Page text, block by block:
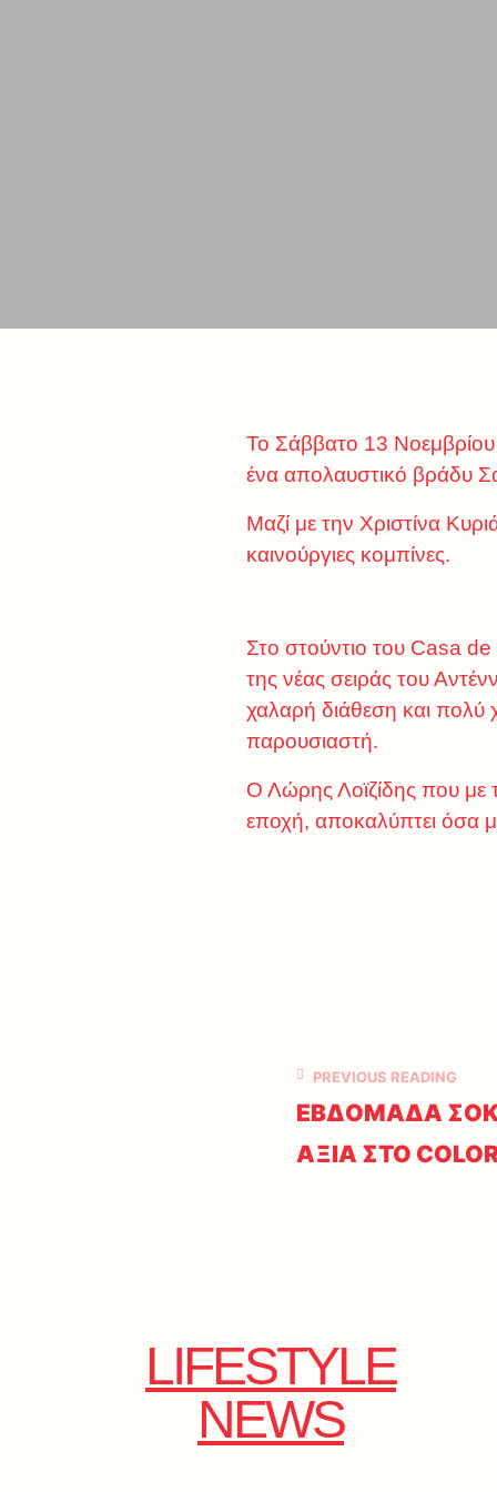
Το Σάββατο 13 Νοεμβρίου
ένα απολαυστικό βράδυ
Μαζί με την Χριστίνα
καινούργιες κομπίνες.
Στο στούντιο του Casa
της νέας σειράς του
χαλαρή διάθεση και πολύ
παρουσιαστή.
Ο Λώρης Λοϊζίδης που με
εποχή, αποκαλύπτει όσα
PREVIOUS READING
ΕΒΔΟΜΑΔΑ
ΑΞΙΑ ΣΤΟ
LIFESTYLE
NEWS